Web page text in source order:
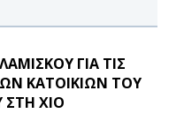
ΓΙΑ ΤΙΣ
ΚΑΤΟΙΚΙΩΝ ΤΟΥ
ΣΤΗ ΧΙΟ